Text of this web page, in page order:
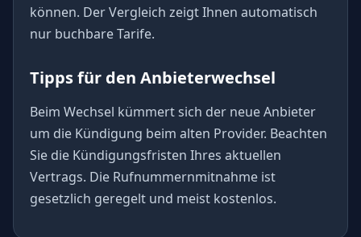
können. Der Vergleich zeigt Ihnen automatisch
nur buchbare Tarife.
Tipps für den Anbieterwechsel
Beim Wechsel kümmert sich der neue Anbieter
um die Kündigung beim alten Provider. Beachten
Sie die Kündigungsfristen Ihres aktuellen
Vertrags. Die Rufnummernmitnahme ist
gesetzlich geregelt und meist kostenlos.